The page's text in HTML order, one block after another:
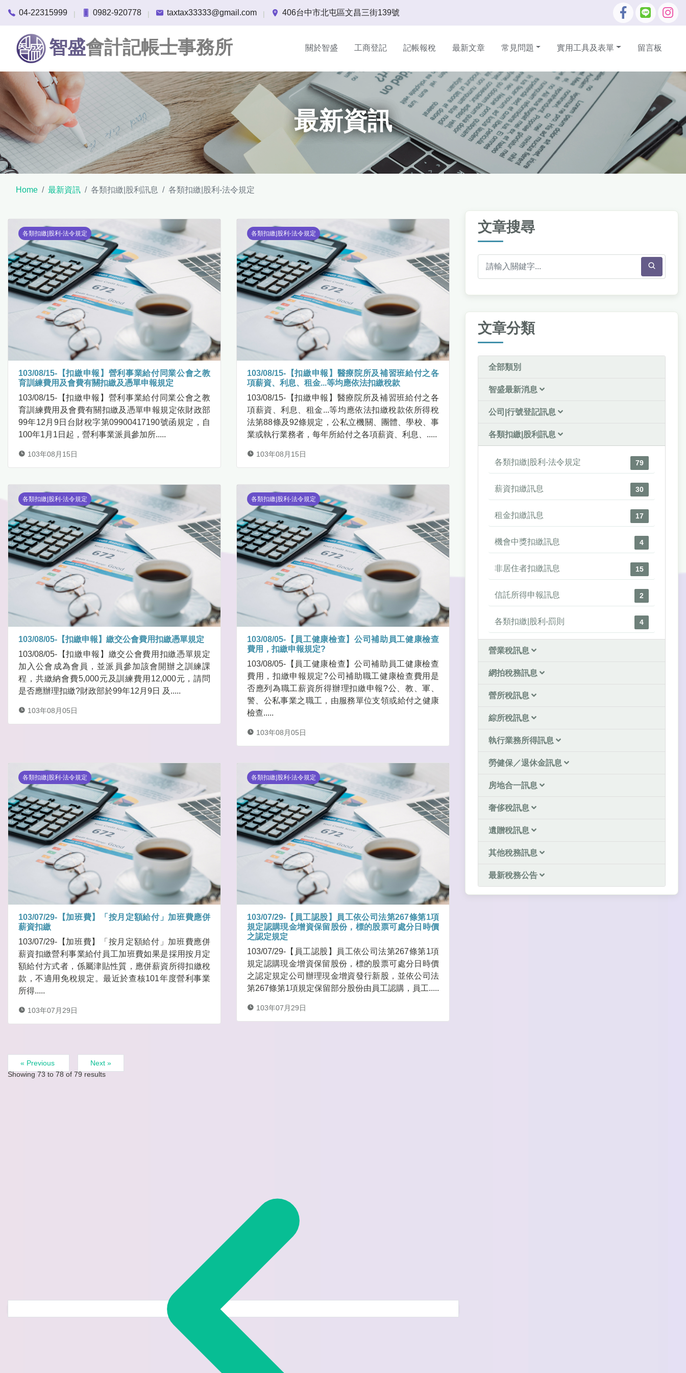
04-22315999 | 0982-920778 | taxtax33333@gmail.com | 406台中市北屯區文昌三街139號
智盛會計記帳士事務所 關於智盛 工商登記 記帳報稅 最新文章 常見問題 實用工具及表單 留言板
最新資訊
Home 最新資訊 各類扣繳|股利訊息 各類扣繳|股利-法令規定
各類扣繳|股利-法令規定
103/08/15-【扣繳申報】營利事業給付同業公會之教
育訓練費用及會費有關扣繳及憑單申報規定
103/08/15-【扣繳申報】營利事業給付同業公會之教
育訓練費用及會費有關扣繳及憑單申報規定依財政部
99年12月9日台財稅字第09900417190號函規定，自
100年1月1日起，營利事業派員參加所.....
103年08月15日
各類扣繳|股利-法令規定
103/08/15-【扣繳申報】醫療院所及補習班給付之各
項薪資、利息、租金...等均應依法扣繳稅款
103/08/15-【扣繳申報】醫療院所及補習班給付之各
項薪資、利息、租金...等均應依法扣繳稅款依所得稅
法第88條及92條規定，公私立機關、團體、學校、事
業或執行業務者，每年所給付之各項薪資、利息、.....
103年08月15日
各類扣繳|股利-法令規定
103/08/05-【扣繳申報】繳交公會費用扣繳憑單規定
103/08/05-【扣繳申報】繳交公會費用扣繳憑單規定
加入公會成為會員，並派員參加該會開辦之訓練課
程，共繳納會費5,000元及訓練費用12,000元，請問
是否應辦理扣繳?財政部於99年12月9日 及.....
103年08月05日
各類扣繳|股利-法令規定
103/08/05-【員工健康檢查】公司補助員工健康檢查
費用，扣繳申報規定?
103/08/05-【員工健康檢查】公司補助員工健康檢查
費用，扣繳申報規定?公司補助職工健康檢查費用是
否應列為職工薪資所得辦理扣繳申報?公、教、軍、
警、公私事業之職工，由服務單位支領或給付之健康
檢查.....
103年08月05日
各類扣繳|股利-法令規定
103/07/29-【加班費】「按月定額給付」加班費應併
薪資扣繳
103/07/29-【加班費】「按月定額給付」加班費應併
薪資扣繳營利事業給付員工加班費如果是採用按月定
額給付方式者，係屬津貼性質，應併薪資所得扣繳稅
款，不適用免稅規定。最近於查核101年度營利事業
所得.....
103年07月29日
各類扣繳|股利-法令規定
103/07/29-【員工認股】員工依公司法第267條第1項
規定認購現金增資保留股份，標的股票可處分日時價
之認定規定
103/07/29-【員工認股】員工依公司法第267條第1項
規定認購現金增資保留股份，標的股票可處分日時價
之認定規定公司辦理現金增資發行新股，並依公司法
第267條第1項規定保留部分股份由員工認購，員工.....
103年07月29日
« Previous
Next »
Showing 73 to 78 of 79 results
文章搜尋
文章分類
全部類別
智盛最新消息
公司|行號登記訊息
各類扣繳|股利訊息
各類扣繳|股利-法令規定 79
薪資扣繳訊息 30
租金扣繳訊息 17
機會中獎扣繳訊息 4
非居住者扣繳訊息 15
信託所得申報訊息 2
各類扣繳|股利-罰則 4
營業稅訊息
網拍稅務訊息
營所稅訊息
綜所稅訊息
執行業務所得訊息
勞健保／退休金訊息
房地合一訊息
奢侈稅訊息
遺贈稅訊息
其他稅務訊息
最新稅務公告